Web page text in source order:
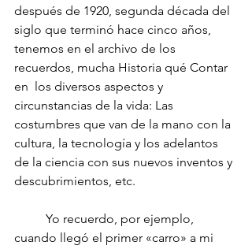
después de 1920, segunda década del
siglo que terminó hace cinco años,
tenemos en el archivo de los
recuerdos, mucha Historia qué Contar
en  los diversos aspectos y
circunstancias de la vida: Las
costumbres que van de la mano con la
cultura, la tecnología y los adelantos
de la ciencia con sus nuevos inventos y
descubrimientos, etc.
cuando llegó el primer «carro» a mi